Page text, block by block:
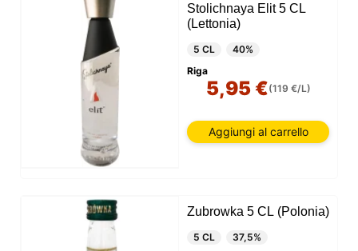
Stolichnaya Elit 5 CL
(Lettonia)
5 CL
40%
Riga
5,95 €(119 €/L)
Aggiungi al carrello
Zubrowka 5 CL (Polonia)
5 CL
37,5%